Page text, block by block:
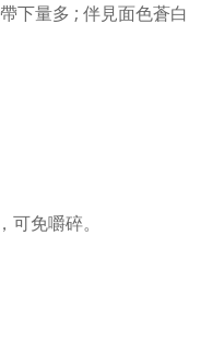
下量多 ; 伴見面色蒼白
免嚼碎。